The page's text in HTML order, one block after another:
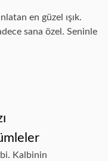
en güzel ışık.
sana özel. Seninle
Kalbinin